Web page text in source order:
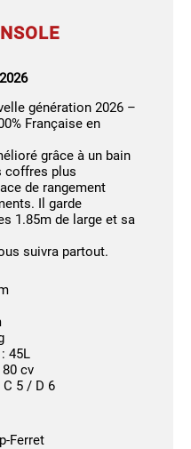
génération 2026 –
Française en
grâce à un bain
coffres plus
de rangement
Il garde
1.85m de large et sa
suivra partout.
45L
80 cv
C 5 / D 6
Ferret